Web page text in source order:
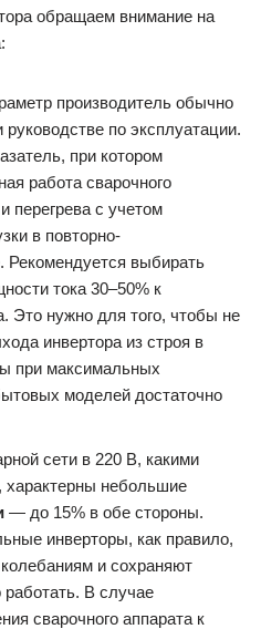
обращаем внимание на
производитель обычно
по эксплуатации.
при котором
работа сварочного
перегрева с учетом
в повторно-
Рекомендуется выбирать
тока 30–50% к
Это нужно для того, чтобы не
инвертора из строя в
при максимальных
моделей достаточно
сети в 220 В, какими
характерны небольшие
— до 15% в обе стороны.
инверторы, как правило,
и сохраняют
В случае
сварочного аппарата к